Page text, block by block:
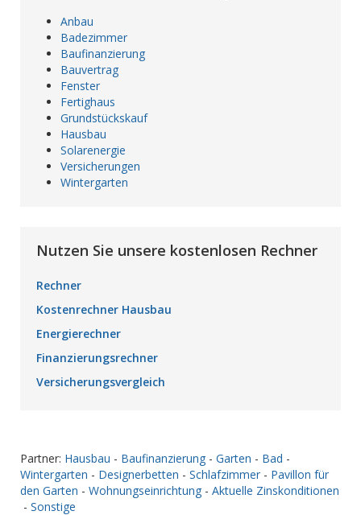
Anbau
Badezimmer
Baufinanzierung
Bauvertrag
Fenster
Fertighaus
Grundstückskauf
Hausbau
Solarenergie
Versicherungen
Wintergarten
Nutzen Sie unsere kostenlosen Rechner
Rechner
Kostenrechner Hausbau
Energierechner
Finanzierungsrechner
Versicherungsvergleich
Partner: Hausbau - Baufinanzierung - Garten - Bad -
Wintergarten - Designerbetten - Schlafzimmer - Pavillon für
den Garten - Wohnungseinrichtung - Aktuelle Zinskonditionen
- Sonstige